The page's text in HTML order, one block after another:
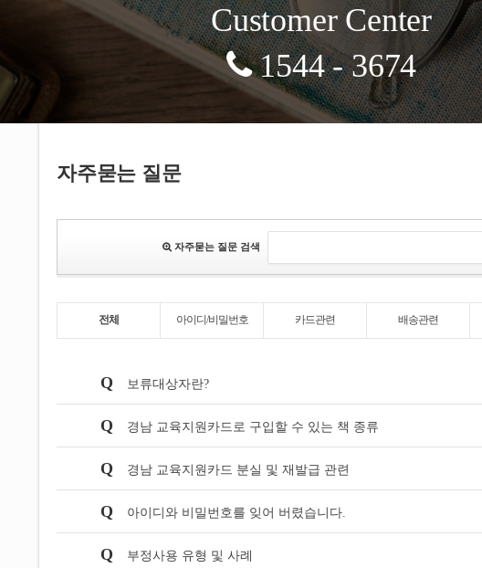
Customer Center
1544 - 3674
자주묻는 질문
자주묻는 질문 검색
전체 아이디/비밀번호 카드관련 배송관련
Q 보류대상자란?
Q 경남 교육지원카드로 구입할 수 있는 책 종류
Q 경남 교육지원카드 분실 및 재발급 관련
Q 아이디와 비밀번호를 잊어 버렸습니다.
Q 부정사용 유형 및 사례